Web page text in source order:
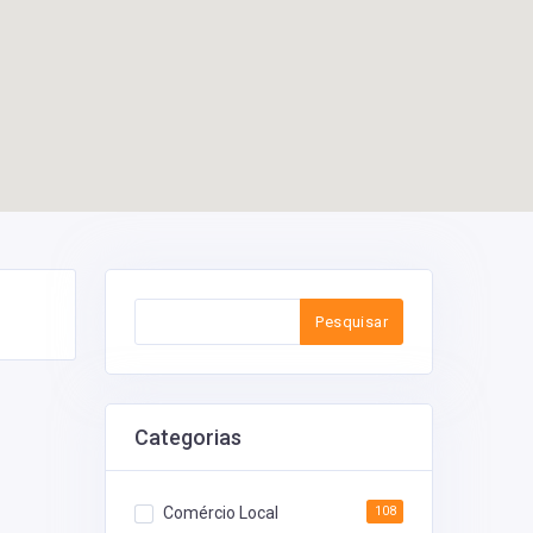
Pesquisar
Categorias
Comércio Local 108